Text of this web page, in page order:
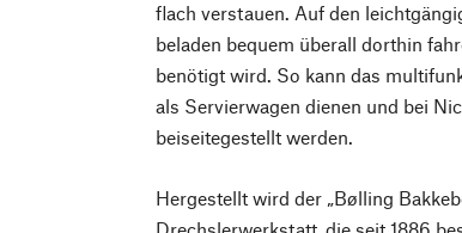
flach verstauen. Auf den
beladen bequem überall dorthin
benötigt wird. So kann das
als Servierwagen dienen und bei
beiseitegestellt werden.
Hergestellt wird der „Bølling